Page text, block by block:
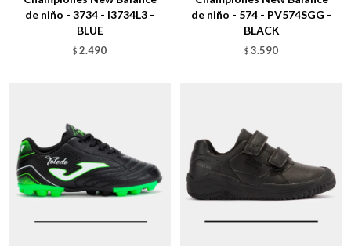
de niño - 3734 - I3734L3 -
BLUE
$ 2.490
de niño - 574 - PV574SGG -
BLACK
$ 3.590